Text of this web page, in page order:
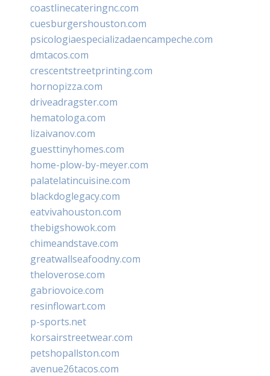
coastlinecateringnc.com
cuesburgershouston.com
psicologiaespecializadaencampeche.com
dmtacos.com
crescentstreetprinting.com
hornopizza.com
driveadragster.com
hematologa.com
lizaivanov.com
guesttinyhomes.com
home-plow-by-meyer.com
palatelatincuisine.com
blackdoglegacy.com
eatvivahouston.com
thebigshowok.com
chimeandstave.com
greatwallseafoodny.com
theloverose.com
gabriovoice.com
resinflowart.com
p-sports.net
korsairstreetwear.com
petshopallston.com
avenue26tacos.com